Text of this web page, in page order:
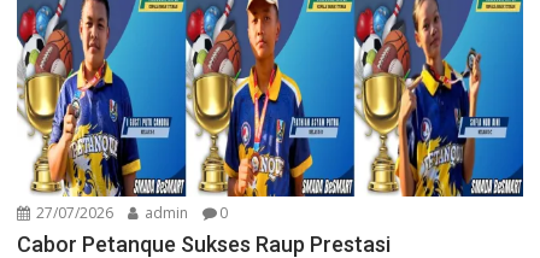
27/07/2026 admin 0
Cabor Petanque Sukses Raup Prestasi